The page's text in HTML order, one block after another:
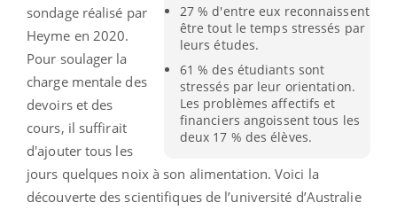
27 % d'entre eux reconnaissent
être tout le temps stressés par
leurs études.
61 % des étudiants sont
stressés par leur orientation.
Les problèmes affectifs et
financiers angoissent tous les
deux 17 % des élèves.
sondage réalisé par
Heyme en 2020.
Pour soulager la
charge mentale des
devoirs et des
cours, il suffirait
d'ajouter tous les
jours quelques noix à son alimentation. Voici la
découverte des scientifiques de l’université d’Australie